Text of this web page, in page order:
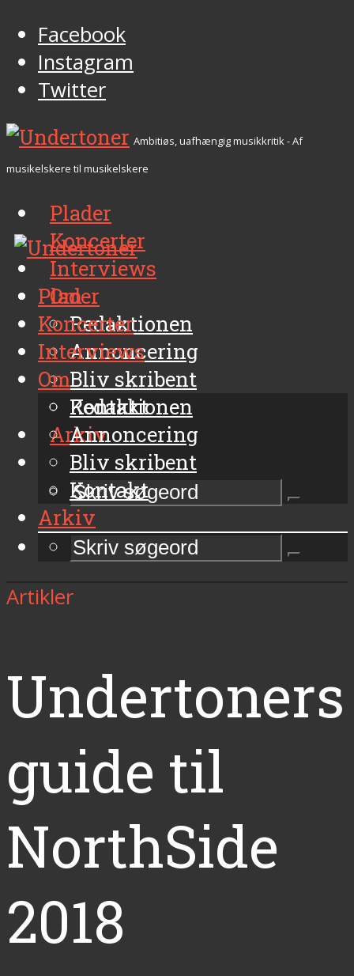
Facebook
Instagram
Twitter
Ambitiøs, uafhængig musikkritik - Af
musikelskere til musikelskere
Plader
Koncerter
Interviews
Om
Redaktionen
Annoncering
Bliv skribent
Kontakt
Arkiv
Plader
Koncerter
Interviews
Om
Redaktionen
Annoncering
Bliv skribent
Kontakt
Arkiv
Artikler
Undertoners
guide til
NorthSide
2018